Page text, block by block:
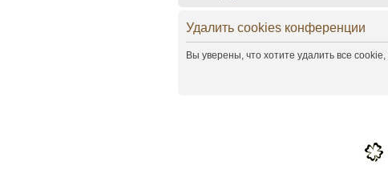
Удалить cookies конференции
Вы уверены, что хотите удалить все